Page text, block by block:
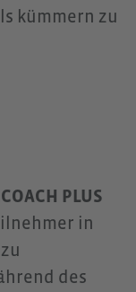
kümmern zu
PLUS
in
des